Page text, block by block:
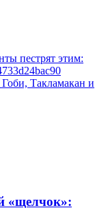
пестрят этим:
Такламакан и
«щелчок»: